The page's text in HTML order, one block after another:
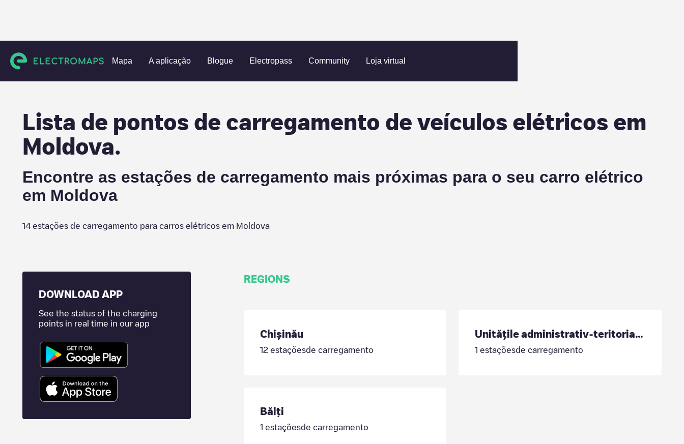
Mapa A aplicação Blogue Electropass Community Loja virtual
Charging stations Moldova
Lista de pontos de carregamento de veículos elétricos em
Moldova.
Encontre as estações de carregamento mais próximas para o seu carro elétrico
em Moldova
14 estações de carregamento para carros elétricos em Moldova
DOWNLOAD APP
See the status of the charging
points in real time in our app
REGIONS
Chișinău
12 estaçõesde carregamento
Unitățile administrativ-teritoriale din stînga Nistrului
1 estaçõesde carregamento
Bălți
1 estaçõesde carregamento